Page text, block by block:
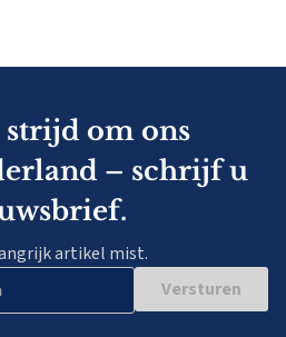
om ons
– schrijf u
artikel mist.
Versturen